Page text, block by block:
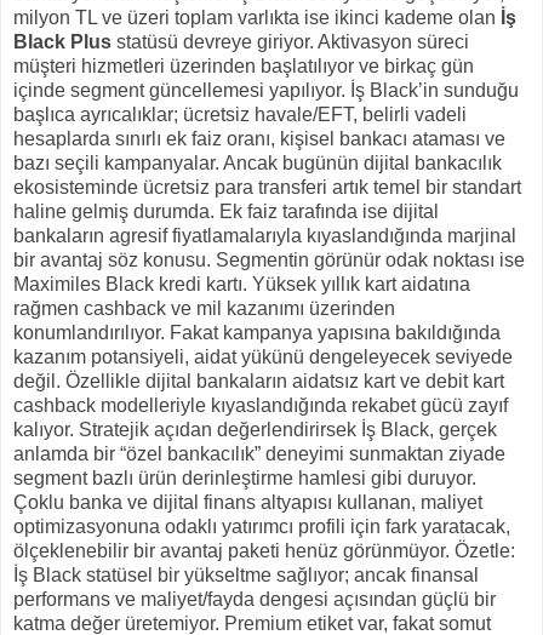
milyon TL ve üzeri toplam varlıkta ise ikinci kademe olan İş
Black Plus statüsü devreye giriyor. Aktivasyon süreci
müşteri hizmetleri üzerinden başlatılıyor ve birkaç gün
içinde segment güncellemesi yapılıyor. İş Black’in sunduğu
başlıca ayrıcalıklar; ücretsiz havale/EFT, belirli vadeli
hesaplarda sınırlı ek faiz oranı, kişisel bankacı ataması ve
bazı seçili kampanyalar. Ancak bugünün dijital bankacılık
ekosisteminde ücretsiz para transferi artık temel bir standart
haline gelmiş durumda. Ek faiz tarafında ise dijital
bankaların agresif fiyatlamalarıyla kıyaslandığında marjinal
bir avantaj söz konusu. Segmentin görünür odak noktası ise
Maximiles Black kredi kartı. Yüksek yıllık kart aidatına
rağmen cashback ve mil kazanımı üzerinden
konumlandırılıyor. Fakat kampanya yapısına bakıldığında
kazanım potansiyeli, aidat yükünü dengeleyecek seviyede
değil. Özellikle dijital bankaların aidatsız kart ve debit kart
cashback modelleriyle kıyaslandığında rekabet gücü zayıf
kalıyor. Stratejik açıdan değerlendirirsek İş Black, gerçek
anlamda bir “özel bankacılık” deneyimi sunmaktan ziyade
segment bazlı ürün derinleştirme hamlesi gibi duruyor.
Çoklu banka ve dijital finans altyapısı kullanan, maliyet
optimizasyonuna odaklı yatırımcı profili için fark yaratacak,
ölçeklenebilir bir avantaj paketi henüz görünmüyor. Özetle:
İş Black statüsel bir yükseltme sağlıyor; ancak finansal
performans ve maliyet/fayda dengesi açısından güçlü bir
katma değer üretemiyor. Premium etiket var, fakat somut